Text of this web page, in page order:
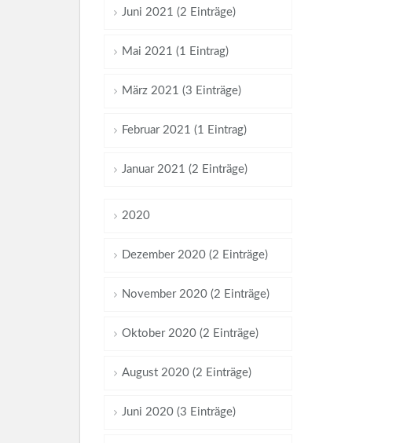
Juni 2021 (2 Einträge)
Mai 2021 (1 Eintrag)
März 2021 (3 Einträge)
Februar 2021 (1 Eintrag)
Januar 2021 (2 Einträge)
2020
Dezember 2020 (2 Einträge)
November 2020 (2 Einträge)
Oktober 2020 (2 Einträge)
August 2020 (2 Einträge)
Juni 2020 (3 Einträge)